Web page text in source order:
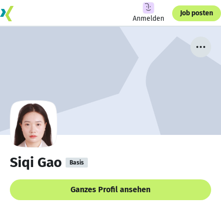
Anmelden
Job posten
Siqi Gao Basis
Ganzes Profil ansehen